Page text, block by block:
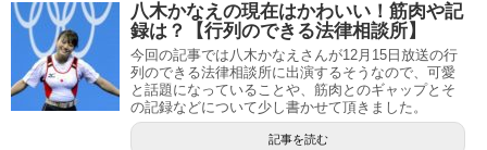
八木かなえの現在はかわいい！筋肉や記
録は？【行列のできる法律相談所】
今回の記事では八木かなえさんが12月15日放送の行
列のできる法律相談所に出演するそうなので、可愛
と話題になっていることや、筋肉とのギャップとそ
の記録などについて少し書かせて頂きました。
記事を読む